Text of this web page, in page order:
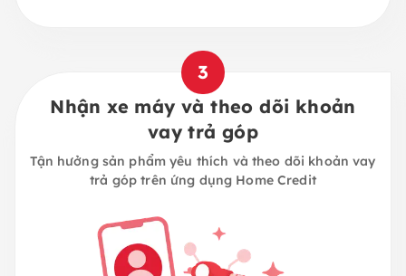
3
Nhận xe máy và theo dõi khoản
vay trả góp
Tận hưởng sản phẩm yêu thích và theo dõi khoản vay
trả góp trên ứng dụng Home Credit